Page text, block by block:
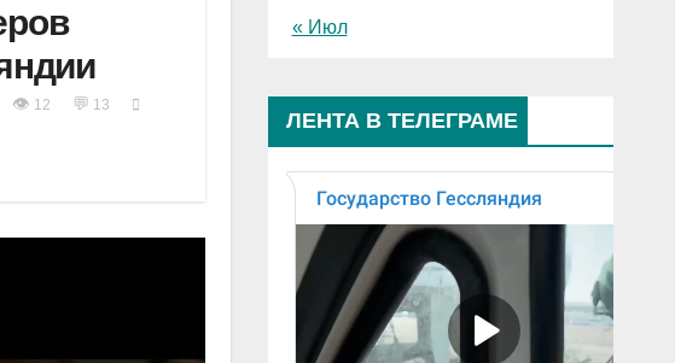
👁 12 💬 13
« Июл
ЛЕНТА В ТЕЛЕГРАМЕ